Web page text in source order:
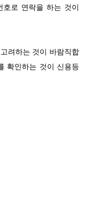
호로 연락을 하는 것이
려하는 것이 바람직합
확인하는 것이 신용등